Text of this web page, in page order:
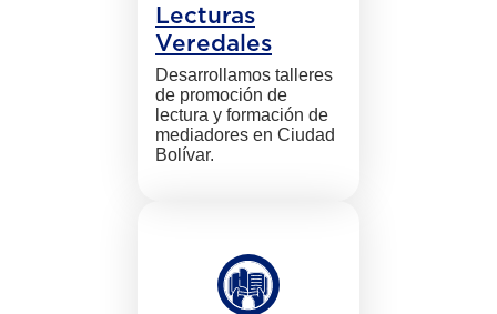
Lecturas
Veredales
Desarrollamos talleres
de promoción de
lectura y formación de
mediadores en Ciudad
Bolívar.